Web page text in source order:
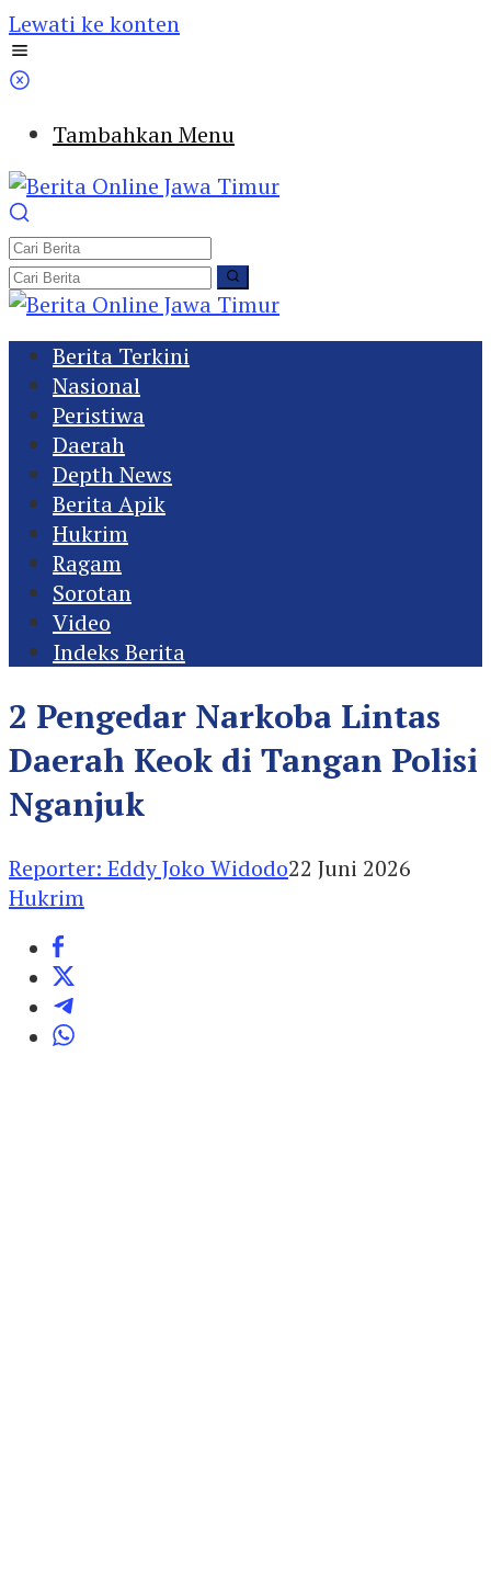
Lewati ke konten
Tambahkan Menu
Berita Terkini
Nasional
Peristiwa
Daerah
Depth News
Berita Apik
Hukrim
Ragam
Sorotan
Video
Indeks Berita
2 Pengedar Narkoba Lintas
Daerah Keok di Tangan Polisi
Nganjuk
Reporter: Eddy Joko Widodo22 Juni 2026
Hukrim